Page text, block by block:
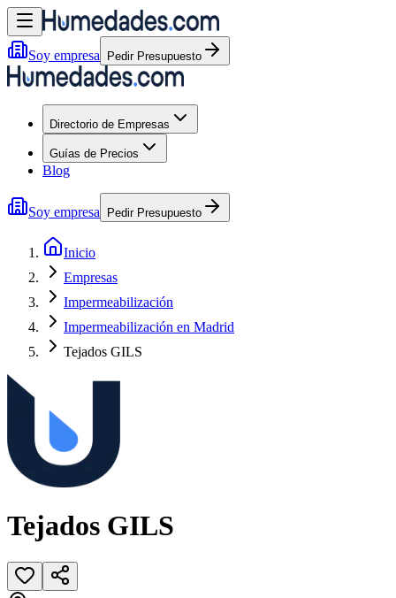
Soy empresa Pedir Presupuesto
Directorio de Empresas
Guías de Precios
Blog
Soy empresa Pedir Presupuesto
Inicio
Empresas
Impermeabilización
Impermeabilización en Madrid
Tejados GILS
Tejados GILS